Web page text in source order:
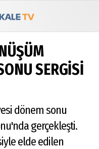
Köşe
Yazarları
Foto
Künye
İletişim
Gizlilik
İlkeleri
SERGİSİ
dönem sonu
gerçekleşti.
elde edilen